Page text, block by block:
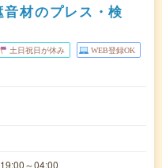
音材のプレス・検
土日祝日が休み WEB登録OK
～04:00